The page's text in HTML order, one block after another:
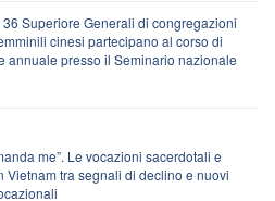
Superiore Generali di congregazioni
cinesi partecipano al corso di
annuale presso il Seminario nazionale
me”. Le vocazioni sacerdotali e
Vietnam tra segnali di declino e nuovi